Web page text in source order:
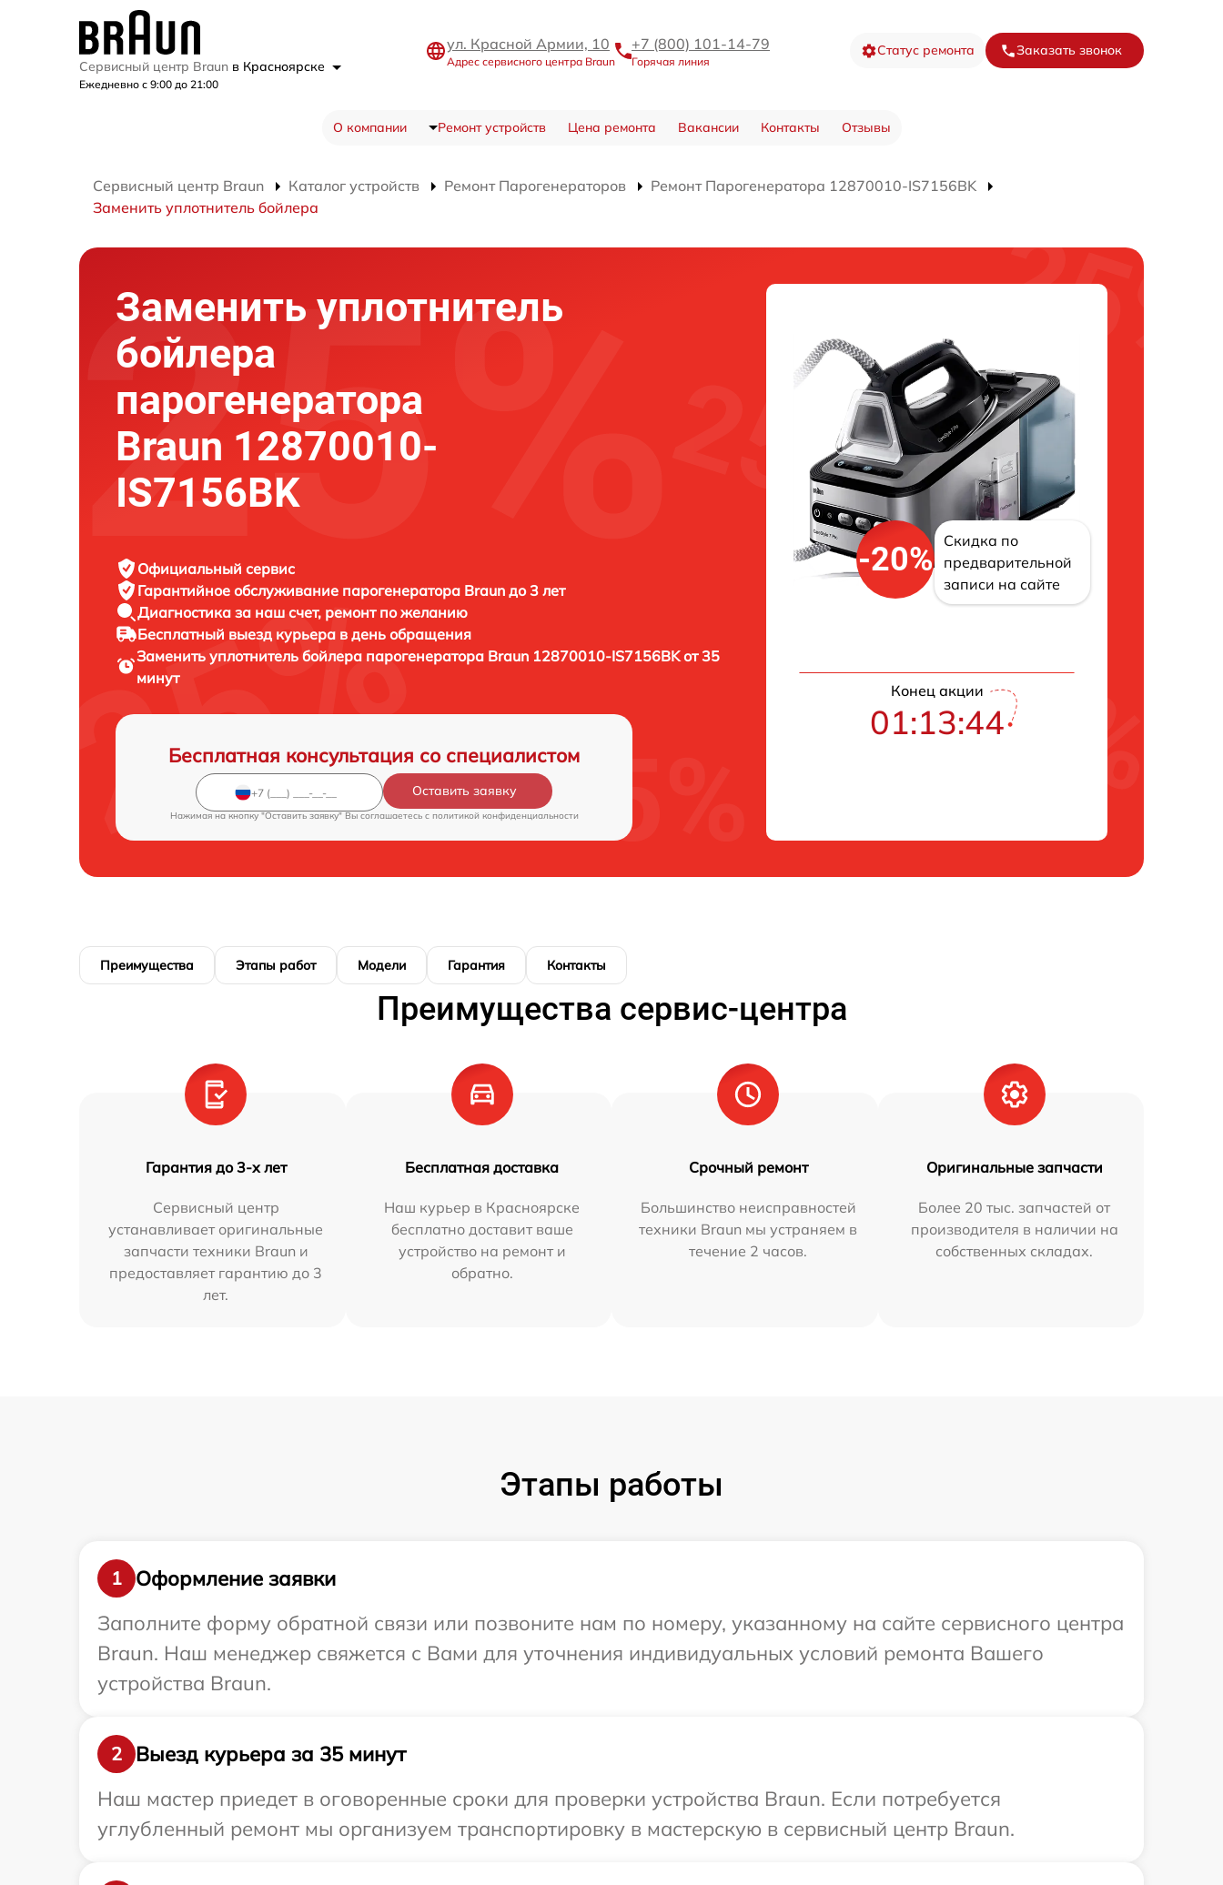
Сервисный центр Braun в Красноярске
Ежедневно с 9:00 до 21:00
ул. Красной Армии, 10
Адрес сервисного центра Braun
+7 (800) 101-14-79
Горячая линия
Статус ремонта Заказать звонок
О компании Ремонт устройств Цена ремонта Вакансии Контакты Отзывы
Сервисный центр Braun Каталог устройств Ремонт Парогенераторов
Ремонт Парогенератора 12870010-IS7156BK
Заменить уплотнитель бойлера
Заменить уплотнитель
бойлера
парогенератора
Braun 12870010-
IS7156BK
Официальный сервис
Гарантийное обслуживание парогенератора Braun до 3 лет
Диагностика за наш счет, ремонт по желанию
Бесплатный выезд курьера в день обращения
Заменить уплотнитель бойлера парогенератора Braun 12870010-IS7156BK от 35
минут
Бесплатная консультация со специалистом
Оставить заявку
Нажимая на кнопку "Оставить заявку" Вы соглашаетесь c политикой конфиденциальности
-20%
Скидка по
предварительной
записи на сайте
Конец акции
01:13:43
Преимущества Этапы работ Модели Гарантия Контакты
Преимущества сервис-центра
Гарантия до 3-х лет
Сервисный центр
устанавливает оригинальные
запчасти техники Braun и
предоставляет гарантию до 3
лет.
Бесплатная доставка
Наш курьер в Красноярске
бесплатно доставит ваше
устройство на ремонт и
обратно.
Срочный ремонт
Большинство неисправностей
техники Braun мы устраняем в
течение 2 часов.
Оригинальные запчасти
Более 20 тыс. запчастей от
производителя в наличии на
собственных складах.
Этапы работы
1
Оформление заявки
Заполните форму обратной связи или позвоните нам по номеру, указанному на сайте сервисного центра
Braun. Наш менеджер свяжется с Вами для уточнения индивидуальных условий ремонта Вашего
устройства Braun.
2
Выезд курьера за 35 минут
Наш мастер приедет в оговоренные сроки для проверки устройства Braun. Если потребуется
углубленный ремонт мы организуем транспортировку в мастерскую в сервисный центр Braun.